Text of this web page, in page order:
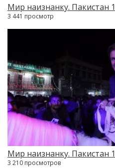
Мир наизнанку. Пакистан
3 441 просмотр
Мир наизнанку. Пакистан
3 210 просмотров